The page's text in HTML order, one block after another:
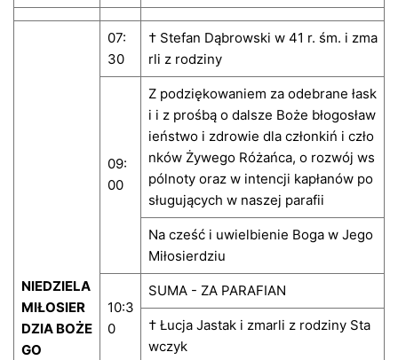
NIEDZIELA
MIŁOSIER
DZIA BOŻE
GO
07:
30
† Stefan Dąbrowski w 41 r. śm. i zma
rli z rodziny
09:
00
Z podziękowaniem za odebrane łask
i i z prośbą o dalsze Boże błogosław
ieństwo i zdrowie dla członkiń i czło
nków Żywego Różańca, o rozwój ws
pólnoty oraz w intencji kapłanów po
sługujących w naszej parafii
Na cześć i uwielbienie Boga w Jego
Miłosierdziu
10:3
0
SUMA - ZA PARAFIAN
† Łucja Jastak i zmarli z rodziny Sta
wczyk